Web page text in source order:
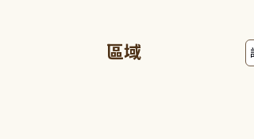
區域